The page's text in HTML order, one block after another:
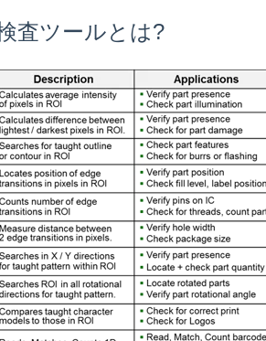
査ツールとは?